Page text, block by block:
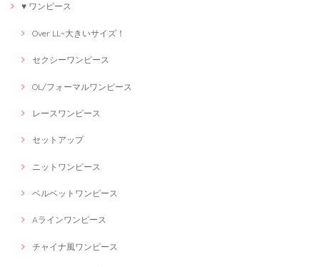
♥ ワンピース
Over LL~大きいサイズ！
セクシーワンピース
OL/フォーマルワンピース
レースワンピース
セットアップ
ニットワンピース
ベルベットワンピース
Aラインワンピース
チャイナ風ワンピース